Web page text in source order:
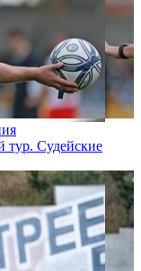
тур. Судейские